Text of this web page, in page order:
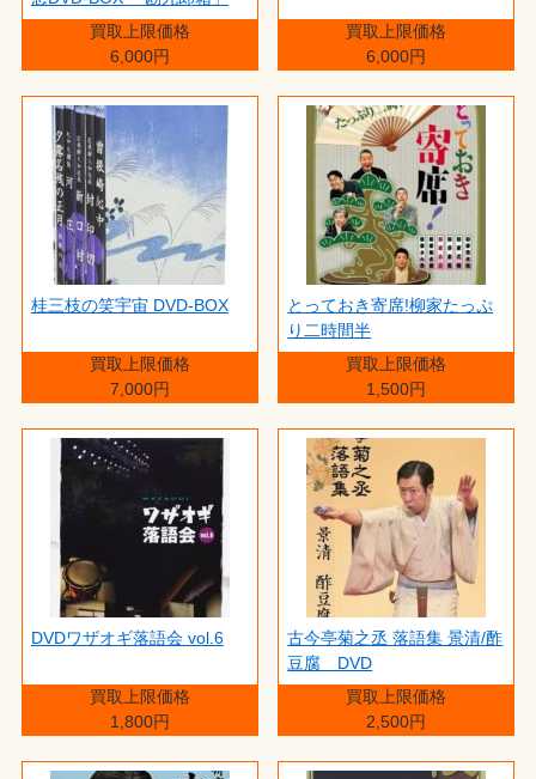
買取上限価格
6,000円
買取上限価格
6,000円
桂三枝の笑宇宙 DVD-BOX
買取上限価格
7,000円
とっておき寄席!柳家たっぷ
り二時間半
買取上限価格
1,500円
DVDワザオギ落語会 vol.6
買取上限価格
1,800円
古今亭菊之丞 落語集 景清/酢
豆腐 DVD
買取上限価格
2,500円